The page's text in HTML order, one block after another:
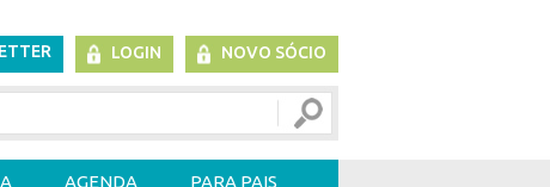
LOGIN NOVO SÓCIO
AGENDA PARA PAIS